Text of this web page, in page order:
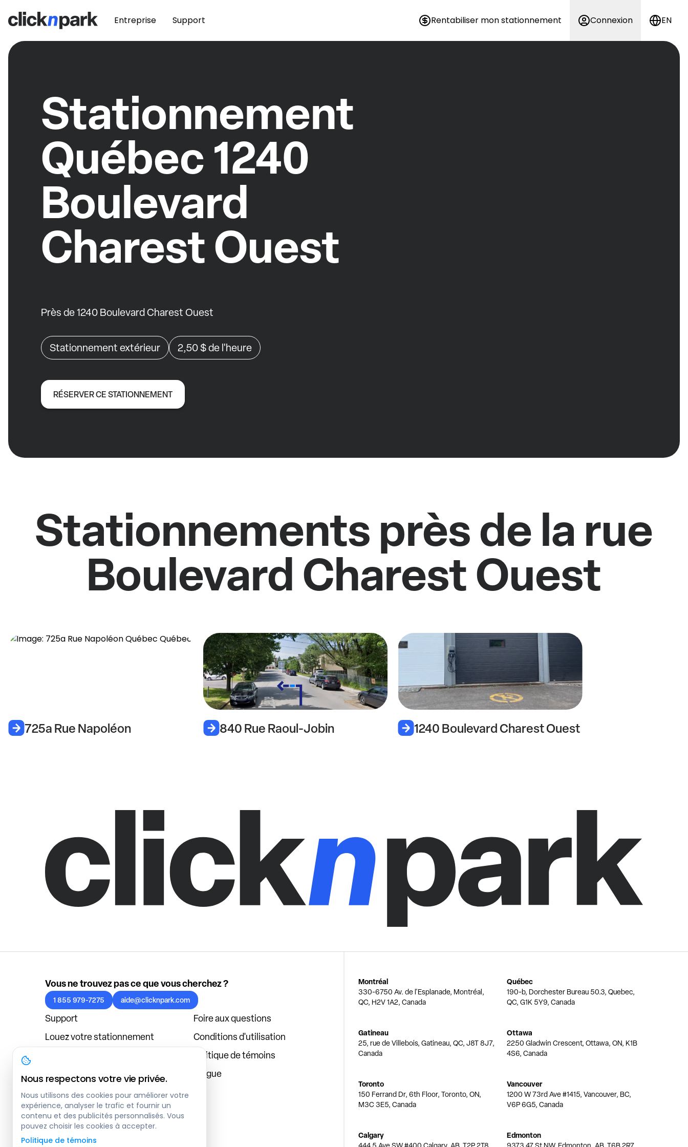
Entreprise Support Rentabiliser mon stationnement Connexion EN
Stationnement
Québec 1240
Boulevard
Charest Ouest
Près de 1240 Boulevard Charest Ouest
Stationnement extérieur 2,50 $de l'heure
RÉSERVER CE STATIONNEMENT
Stationnements près de la rue
Boulevard Charest Ouest
725a Rue Napoléon 840 Rue Raoul-Jobin 1240 Boulevard Charest Ouest
Vous ne trouvez pas ce que vous cherchez ?
1 855 979-7275 aide@clicknpark.com
Support
Foire aux questions
Louez votre stationnement
Conditions d'utilisation
Politique de témoins
À propos
Blogue
Connexion au tableau de bord
Montréal
330-6750 Av. de l'Esplanade, Montréal,
QC, H2V 1A2, Canada
Québec
190-b, Dorchester Bureau 50.3, Quebec,
QC, G1K 5Y9, Canada
Gatineau
25, rue de Villebois, Gatineau, QC, J8T 8J7,
Canada
Ottawa
2250 Gladwin Crescent, Ottawa, ON, K1B
4S6, Canada
Toronto
150 Ferrand Dr, 6th Floor, Toronto, ON,
M3C 3E5, Canada
Vancouver
1200 W 73rd Ave #1415, Vancouver, BC,
V6P 6G5, Canada
Calgary Edmonton
Nous respectons votre vie privée.
Nous utilisons des cookies pour améliorer votre
expérience, analyser le trafic et fournir un
contenu et des publicités personnalisés. Vous
pouvez choisir les cookies à accepter.
Politique de témoins